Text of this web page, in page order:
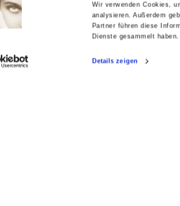
Wir verwenden Cookies,
analysieren. Außerdem
Partner führen diese
Dienste gesammelt
Details zeigen
Digitales